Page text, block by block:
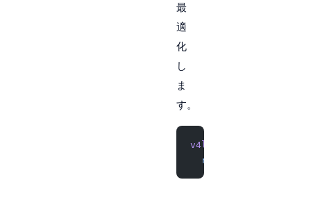
最
適
化
し
ま
す。
v4l2src
  rtph264pay